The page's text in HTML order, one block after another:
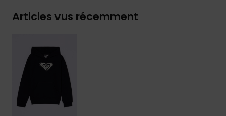
Articles vus récemment